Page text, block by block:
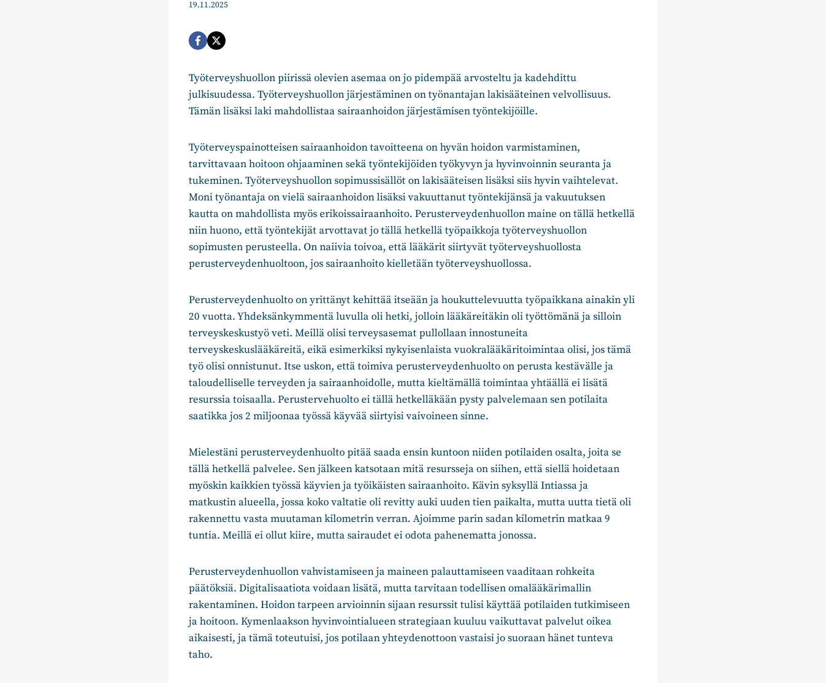
19.11.2025
Työterveyshuollon piirissä olevien asemaa on jo pidempää arvosteltu ja kadehdittu
julkisuudessa. Työterveyshuollon järjestäminen on työnantajan lakisääteinen velvollisuus.
Tämän lisäksi laki mahdollistaa sairaanhoidon järjestämisen työntekijöille.
Työterveyspainotteisen sairaanhoidon tavoitteena on hyvän hoidon varmistaminen,
tarvittavaan hoitoon ohjaaminen sekä työntekijöiden työkyvyn ja hyvinvoinnin seuranta ja
tukeminen. Työterveyshuollon sopimussisällöt on lakisääteisen lisäksi siis hyvin vaihtelevat.
Moni työnantaja on vielä sairaanhoidon lisäksi vakuuttanut työntekijänsä ja vakuutuksen
kautta on mahdollista myös erikoissairaanhoito. Perusterveydenhuollon maine on tällä hetkellä
niin huono, että työntekijät arvottavat jo tällä hetkellä työpaikkoja työterveyshuollon
sopimusten perusteella. On naiivia toivoa, että lääkärit siirtyvät työterveyshuollosta
perusterveydenhuoltoon, jos sairaanhoito kielletään työterveyshuollossa.
Perusterveydenhuolto on yrittänyt kehittää itseään ja houkuttelevuutta työpaikkana ainakin yli
20 vuotta. Yhdeksänkymmentä luvulla oli hetki, jolloin lääkäreitäkin oli työttömänä ja silloin
terveyskeskustyö veti. Meillä olisi terveysasemat pullollaan innostuneita
terveyskeskuslääkäreitä, eikä esimerkiksi nykyisenlaista vuokralääkäritoimintaa olisi, jos tämä
työ olisi onnistunut. Itse uskon, että toimiva perusterveydenhuolto on perusta kestävälle ja
taloudelliselle terveyden ja sairaanhoidolle, mutta kieltämällä toimintaa yhtäällä ei lisätä
resurssia toisaalla. Perustervehuolto ei tällä hetkelläkään pysty palvelemaan sen potilaita
saatikka jos 2 miljoonaa työssä käyvää siirtyisi vaivoineen sinne.
Mielestäni perusterveydenhuolto pitää saada ensin kuntoon niiden potilaiden osalta, joita se
tällä hetkellä palvelee. Sen jälkeen katsotaan mitä resursseja on siihen, että siellä hoidetaan
myöskin kaikkien työssä käyvien ja työikäisten sairaanhoito. Kävin syksyllä Intiassa ja
matkustin alueella, jossa koko valtatie oli revitty auki uuden tien paikalta, mutta uutta tietä oli
rakennettu vasta muutaman kilometrin verran. Ajoimme parin sadan kilometrin matkaa 9
tuntia. Meillä ei ollut kiire, mutta sairaudet ei odota pahenematta jonossa.
Perusterveydenhuollon vahvistamiseen ja maineen palauttamiseen vaaditaan rohkeita
päätöksiä. Digitalisaatiota voidaan lisätä, mutta tarvitaan todellisen omalääkärimallin
rakentaminen. Hoidon tarpeen arvioinnin sijaan resurssit tulisi käyttää potilaiden tutkimiseen
ja hoitoon. Kymenlaakson hyvinvointialueen strategiaan kuuluu vaikuttavat palvelut oikea
aikaisesti, ja tämä toteutuisi, jos potilaan yhteydenottoon vastaisi jo suoraan hänet tunteva
taho.